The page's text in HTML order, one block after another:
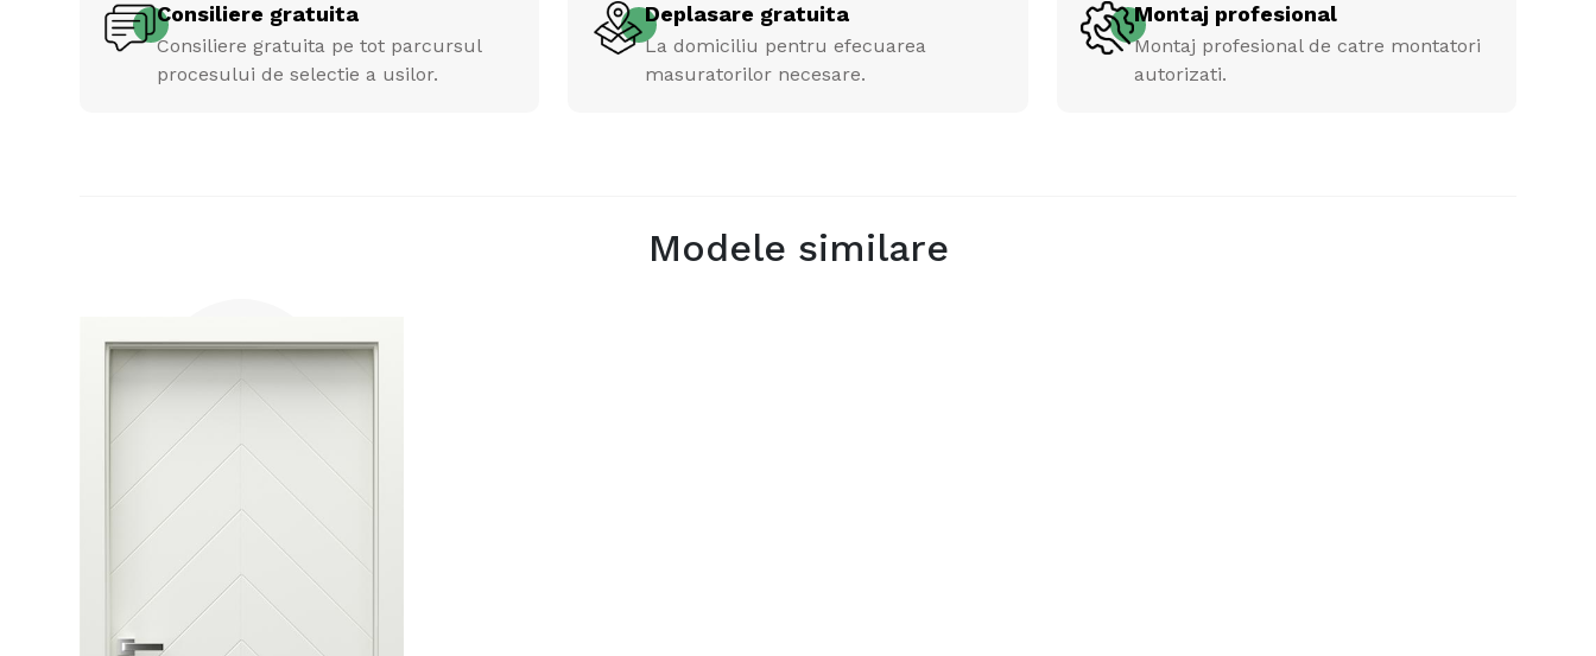
Consiliere gratuita
Consiliere gratuita pe tot parcursul
procesului de selectie a usilor.
Deplasare gratuita
La domiciliu pentru efecuarea
masuratorilor necesare.
Montaj profesional
Montaj profesional de catre montatori
autorizati.
Modele similare